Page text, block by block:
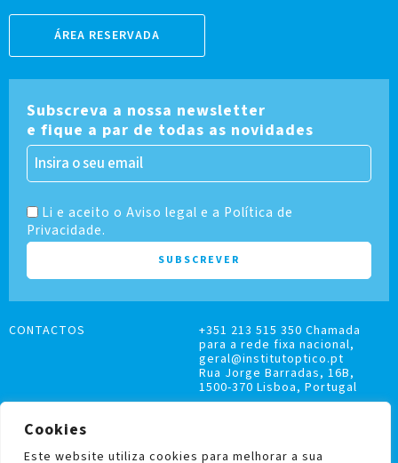
Cookies
Este website utiliza cookies para melhorar a sua
ÁREA RESERVADA
Subscreva a nossa newsletter
e fique a par de todas as novidades
Li e aceito o Aviso legal e a Política de
Privacidade.
CONTACTOS
+351 213 515 350 Chamada
para a rede fixa nacional,
geral@institutoptico.pt
Rua Jorge Barradas, 16B,
1500-370 Lisboa, Portugal